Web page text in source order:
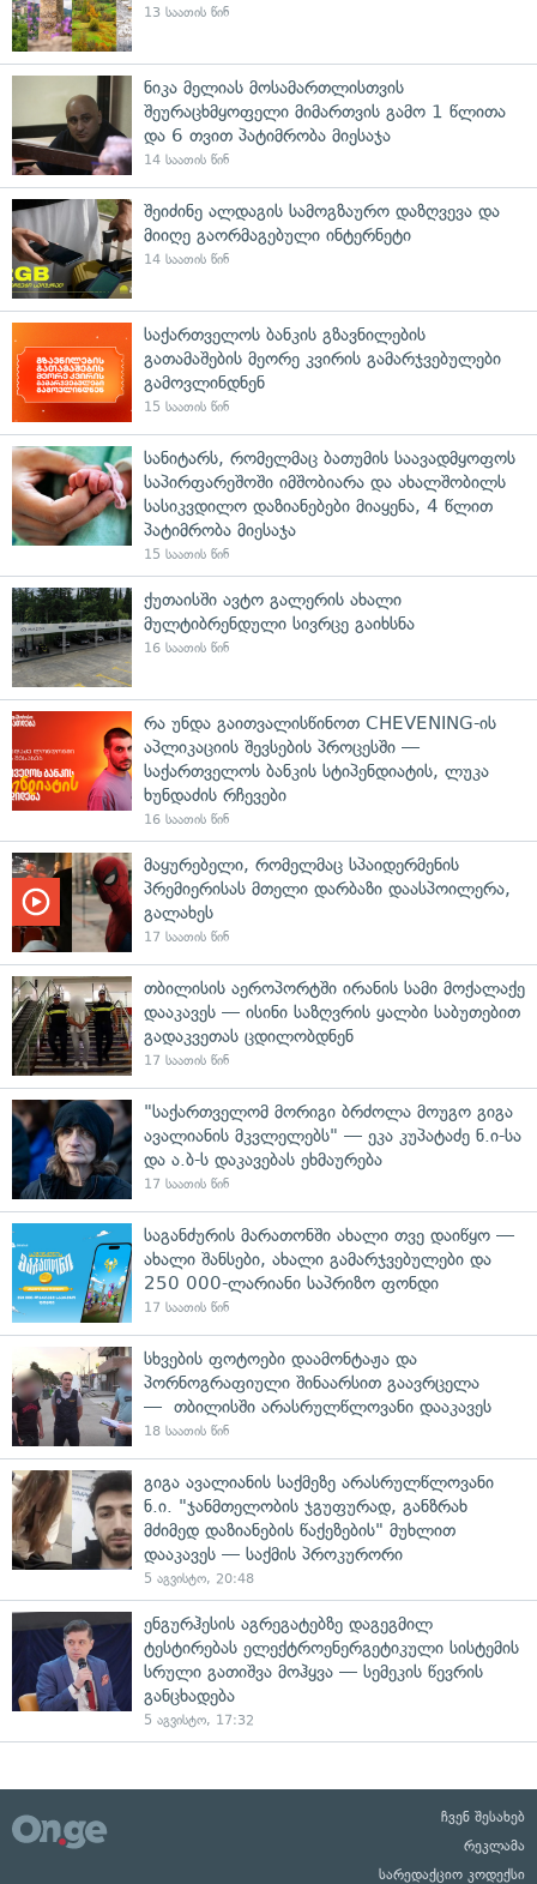
13 საათის წინ
ნიკა მელიას მოსამართლისთვის
შეურაცხმყოფელი მიმართვის გამო 1 წლითა
და 6 თვით პატიმრობა მიესაჯა
14 საათის წინ
შეიძინე ალდაგის სამოგზაურო დაზღვევა და
მიიღე გაორმაგებული ინტერნეტი
14 საათის წინ
საქართველოს ბანკის გზავნილების
გათამაშების მეორე კვირის გამარჯვებულები
გამოვლინდნენ
15 საათის წინ
სანიტარს, რომელმაც ბათუმის საავადმყოფოს
საპირფარეშოში იმშობიარა და ახალშობილს
სასიკვდილო დაზიანებები მიაყენა, 4 წლით
პატიმრობა მიესაჯა
15 საათის წინ
ქუთაისში ავტო გალერის ახალი
მულტიბრენდული სივრცე გაიხსნა
16 საათის წინ
რა უნდა გაითვალისწინოთ CHEVENING-ის
აპლიკაციის შევსების პროცესში —
საქართველოს ბანკის სტიპენდიატის, ლუკა
ხუნდაძის რჩევები
16 საათის წინ
მაყურებელი, რომელმაც სპაიდერმენის
პრემიერისას მთელი დარბაზი დაასპოილერა,
გალახეს
17 საათის წინ
თბილისის აეროპორტში ირანის სამი მოქალაქე
დააკავეს — ისინი საზღვრის ყალბი საბუთებით
გადაკვეთას ცდილობდნენ
17 საათის წინ
"საქართველომ მორიგი ბრძოლა მოუგო გიგა
ავალიანის მკვლელებს" — ეკა კუპატაძე ნ.ი-სა
და ა.ბ-ს დაკავებას ეხმაურება
17 საათის წინ
საგანძურის მარათონში ახალი თვე დაიწყო —
ახალი შანსები, ახალი გამარჯვებულები და
250 000-ლარიანი საპრიზო ფონდი
17 საათის წინ
სხვების ფოტოები დაამონტაჟა და
პორნოგრაფიული შინაარსით გაავრცელა
— თბილისში არასრულწლოვანი დააკავეს
18 საათის წინ
გიგა ავალიანის საქმეზე არასრულწლოვანი
ნ.ი. "ჯანმთელობის ჯგუფურად, განზრახ
მძიმედ დაზიანების წაქეზების" მუხლით
დააკავეს — საქმის პროკურორი
5 აგვისტო, 20:48
ენგურჰესის აგრეგატებზე დაგეგმილ
ტესტირებას ელექტროენერგეტიკული სისტემის
სრული გათიშვა მოჰყვა — სემეკის წევრის
განცხადება
5 აგვისტო, 17:32
ჩვენ შესახებ
რეკლამა
სარედაქციო კოდექსი